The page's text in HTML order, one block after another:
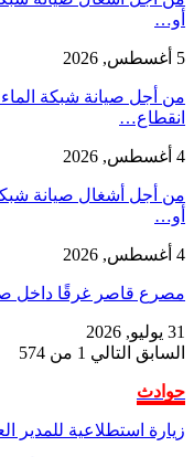
أو…
5 أغسطس, 2026
من أجل صيانة شبكة
انقطاع…
4 أغسطس, 2026
من أجل أشغال صيانة
أو…
4 أغسطس, 2026
مصرع قاصر غرقًا داخل
31 يوليو, 2026
السابق التالي 1 من 574
حوادث
زيارة استطلاعية للمدير